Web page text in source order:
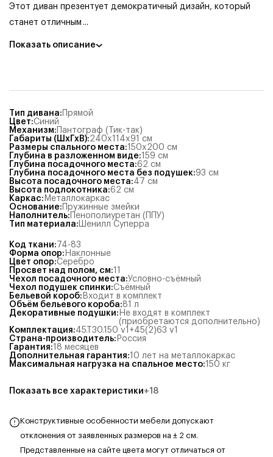
Этот диван презентует демократичный дизайн, который
станет отличным ...
Показать описание
Тип дивана: Прямой
Цвет:Синий
Механизм: Пантограф (Тик-так)
Габариты (ШхГхВ):240x114x91
см
Размеры спального места:150x200 см
Глубина в разложенном виде:159 см
Глубина посадочного места:62 см
Глубина посадочного места без подушек:93 см
Высота посадочного места:47 см
Высота подлокотника:62 см
Каркас: Металлокаркас
Основание: Пружинные змейки
Наполнитель: Пенополиуретан (ППУ)
Тип материала: Шенилл Суперра
Код ткани: 74-83
Форма опор: Наклонные
Цвет опор:Серебро
Просвет над полом, см:11
Чехол посадочного места:Условно-съёмный
Чехол подушек спинки:Съёмный
Бельевой короб: Входит в комплект
Объём бельевого короба:81 л
Декоративные подушки: Не входят в комплект
(приобретаются дополнительно)
Комплектация:45.Т30.150 v1+45(2)63 v1
Страна-производитель: Россия
Гарантия:18 месяцев
Дополнительная гарантия:10 лет на металлокаркас
Максимальная нагрузка на спальное место:150 кг
Показать все характеристики+18
Конструктивные особенности мебели допускают
отклонения от заявленных размеров на ± 2 см.
Представленные на сайте цвета могут отличаться от